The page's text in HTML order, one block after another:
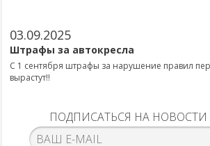
03.09.2025
Штрафы за автокресла
С 1 сентября штрафы за нарушение правил
вырастут!!
ПОДПИСАТЬСЯ НА